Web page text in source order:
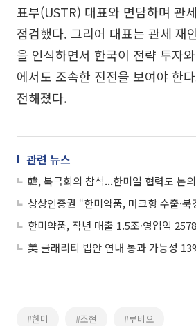
표부(USTR) 대표와 면담하며 관
점검했다. 그리어 대표는 관세 재
을 인식하면서 한국이 전략 투자
에서도 조속한 진전을 보여야 한
전해졌다.
관련 뉴스
韓, 북극회의 참석...한미일 협력도 논의
한미약품, 작년 매출 1.5조·영업익
#한미 #조현 #루비오